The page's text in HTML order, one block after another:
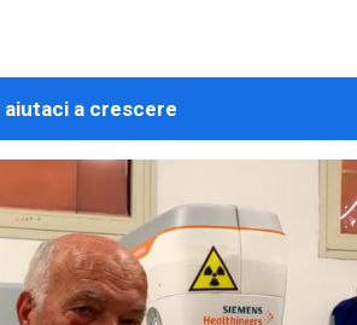
aiutaci a crescere